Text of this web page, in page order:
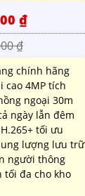
₫
₫
chính hãng
cao 4MP tích
ngoại 30m
ngày lẫn đêm
tối ưu
lượng lưu trữ
người thông
tối đa cho kho